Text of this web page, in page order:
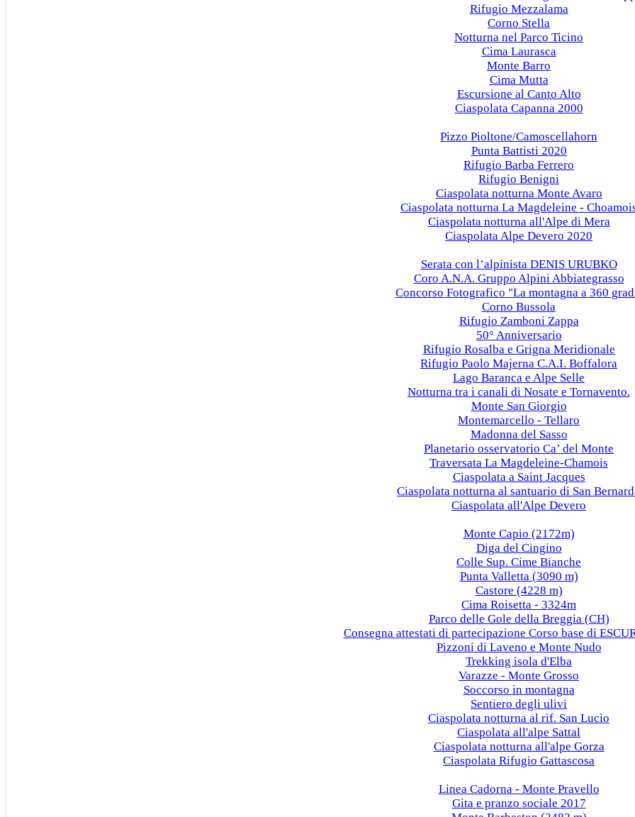
Rifugio Mezzalama
Corno Stella
Notturna nel Parco Ticino
Cima Laurasca
Monte Barro
Cima Mutta
Escursione al Canto Alto
Ciaspolata Capanna 2000
Pizzo Pioltone/Camoscellahorn
Punta Battisti 2020
Rifugio Barba Ferrero
Rifugio Benigni
Ciaspolata notturna Monte Avaro
Ciaspolata notturna La Magdeleine -
Ciaspolata notturna all'Alpe di Mera
Ciaspolata Alpe Devero 2020
Serata con l’alpinista DENIS URUBKO
Coro A.N.A. Gruppo Alpini Abbiategrasso
Concorso Fotografico "La montagna a 360
Corno Bussola
Rifugio Zamboni Zappa
50° Anniversario
Rifugio Rosalba e Grigna Meridionale
Rifugio Paolo Majerna C.A.I. Boffalora
Lago Baranca e Alpe Selle
Notturna tra i canali di Nosate e Tornavento.
Monte San Giorgio
Montemarcello - Tellaro
Madonna del Sasso
Planetario osservatorio Ca’ del Monte
Traversata La Magdeleine-Chamois
Ciaspolata a Saint Jacques
Ciaspolata notturna al santuario di San
Ciaspolata all'Alpe Devero
Monte Capio (2172m)
Diga del Cingino
Colle Sup. Cime Bianche
Punta Valletta (3090 m)
Castore (4228 m)
Cima Roisetta - 3324m
Parco delle Gole della Breggia (CH)
Consegna attestati di partecipazione Corso base di
Pizzoni di Laveno e Monte Nudo
Trekking isola d'Elba
Varazze - Monte Grosso
Soccorso in montagna
Sentiero degli ulivi
Ciaspolata notturna al rif. San Lucio
Ciaspolata all'alpe Sattal
Ciaspolata notturna all'alpe Gorza
Ciaspolata Rifugio Gattascosa
Linea Cadorna - Monte Pravello
Gita e pranzo sociale 2017